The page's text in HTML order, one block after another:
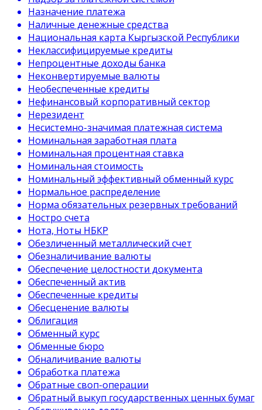
Назначение платежа
Наличные денежные средства
Национальная карта Кыргызской Республики
Неклассифицируемые кредиты
Непроцентные доходы банка
Неконвертируемые валюты
Необеспеченные кредиты
Нефинансовый корпоративный сектор
Нерезидент
Несистемно-значимая платежная система
Номинальная заработная плата
Номинальная процентная ставка
Номинальная стоимость
Номинальный эффективный обменный курс
Нормальное распределение
Норма обязательных резервных требований
Ностро счета
Нота, Ноты НБКР
Обезличенный металлический счет
Обезналичивание валюты
Обеспечение целостности документа
Обеспеченный актив
Обеспеченные кредиты
Обесценение валюты
Облигация
Обменный курс
Обменные бюро
Обналичивание валюты
Обработка платежа
Обратные своп-операции
Обратный выкуп государственных ценных бумаг